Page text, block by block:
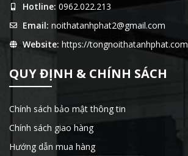
Hotline: 0962.022.213
Email: noithatanhphat2@gmail.com
Website: https://tongnoithatanhphat.com
QUY ĐỊNH & CHÍNH SÁCH
Chính sách bảo mật thông tin
Chính sách giao hàng
Hướng dẫn mua hàng